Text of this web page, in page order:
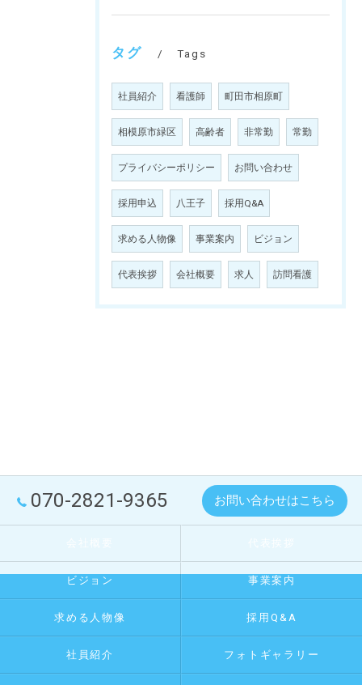
タグ Tags
社員紹介 看護師 町田市相原町
相模原市緑区 高齢者 非常勤 常勤
プライバシーポリシー お問い合わせ
採用申込 八王子 採用Q&A
求める人物像 事業案内 ビジョン
代表挨拶 会社概要 求人 訪問看護
070-2821-9365 お問い合わせはこちら
ビジョン 事業案内
求める人物像 採用Q&A
社員紹介 フォトギャラリー